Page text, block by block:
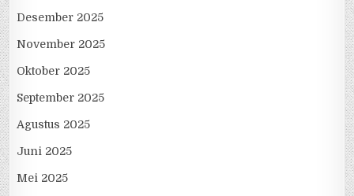
Desember 2025
November 2025
Oktober 2025
September 2025
Agustus 2025
Juni 2025
Mei 2025